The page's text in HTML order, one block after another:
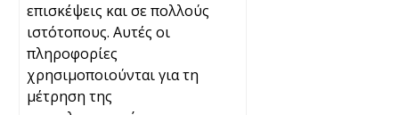
επισκέψεις και σε πολλούς
ιστότοπους. Αυτές οι
πληροφορίες
χρησιμοποιούνται για τη
μέτρηση της